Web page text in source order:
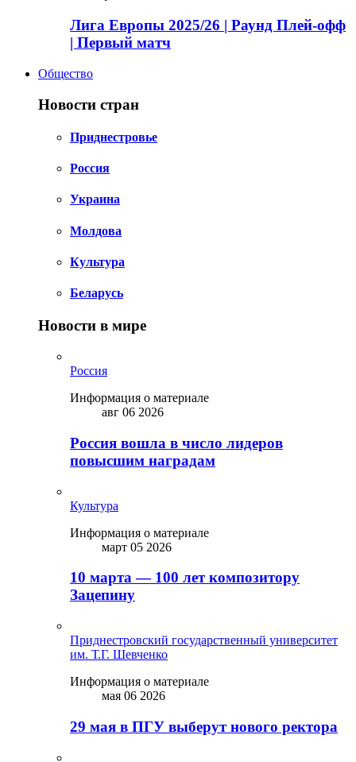
Лига Европы 2025/26 | Раунд Плей-офф
| Первый матч
Общество
Новости стран
Приднестровье
Россия
Украина
Молдова
Культура
Беларусь
Новости в мире
Россия
Информация о материале
авг 06 2026
Россия вошла в число лидеров
повысшим наградам
Культура
Информация о материале
март 05 2026
10 марта — 100 лет композитору
Зацепину
Приднестровский государственный университет
им. Т.Г. Шевченко
Информация о материале
мая 06 2026
29 мая в ПГУ выберут нового ректора